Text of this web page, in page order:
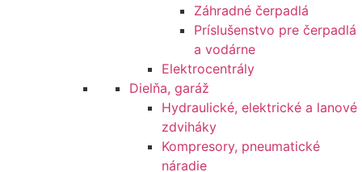
Záhradné čerpadlá
Príslušenstvo pre čerpadlá
a vodárne
Elektrocentrály
Dielňa, garáž
Hydraulické, elektrické a lanové
zdviháky
Kompresory, pneumatické
náradie